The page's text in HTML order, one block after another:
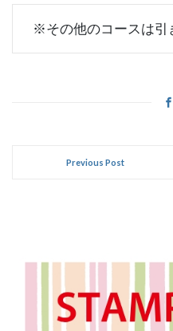
※その他のコースは引
Previous Post